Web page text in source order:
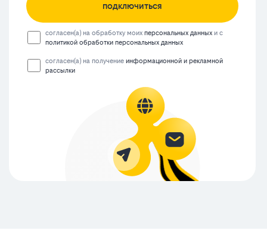
подключиться
согласен(а) на обработку моихперсональных данных и с
политикой обработки персональных данных
согласен(а) на получениеинформационной и рекламной
рассылки